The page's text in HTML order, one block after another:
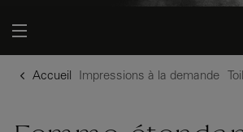
Accueil Impressions à la demande